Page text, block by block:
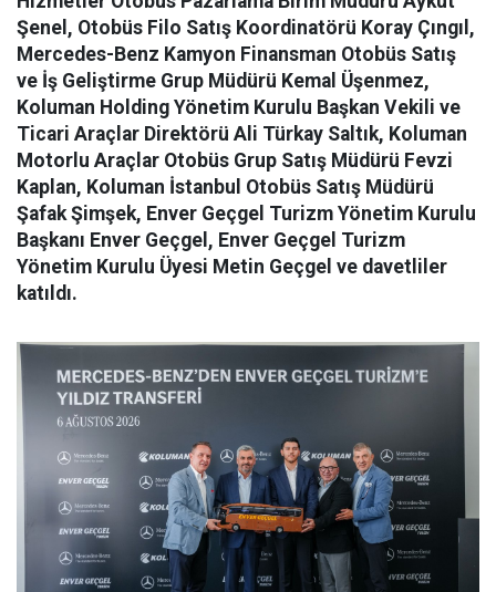
Şenel, Otobüs Filo Satış Koordinatörü Koray Çıngıl,
Mercedes-Benz Kamyon Finansman Otobüs Satış
ve İş Geliştirme Grup Müdürü Kemal Üşenmez,
Koluman Holding Yönetim Kurulu Başkan Vekili ve
Ticari Araçlar Direktörü Ali Türkay Saltık, Koluman
Motorlu Araçlar Otobüs Grup Satış Müdürü Fevzi
Kaplan, Koluman İstanbul Otobüs Satış Müdürü
Şafak Şimşek, Enver Geçgel Turizm Yönetim Kurulu
Başkanı Enver Geçgel, Enver Geçgel Turizm
Yönetim Kurulu Üyesi Metin Geçgel ve davetliler
katıldı.